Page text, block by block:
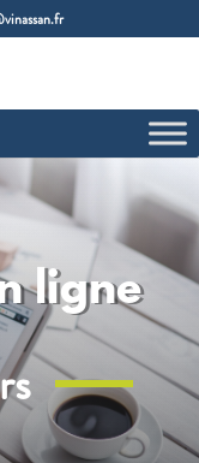
ligne